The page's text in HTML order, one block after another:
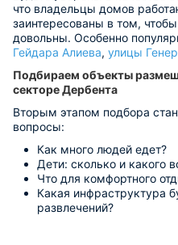
что владельцы домов
заинтересованы в том,
довольны. Особенно
Гейдара Алиева, улицы
Подбираем объекты
секторе Дербента
Вторым этапом подбора
вопросы:
Как много людей едет?
Дети: сколько и какого
Что для комфортного
Какая инфраструктура
развлечений?